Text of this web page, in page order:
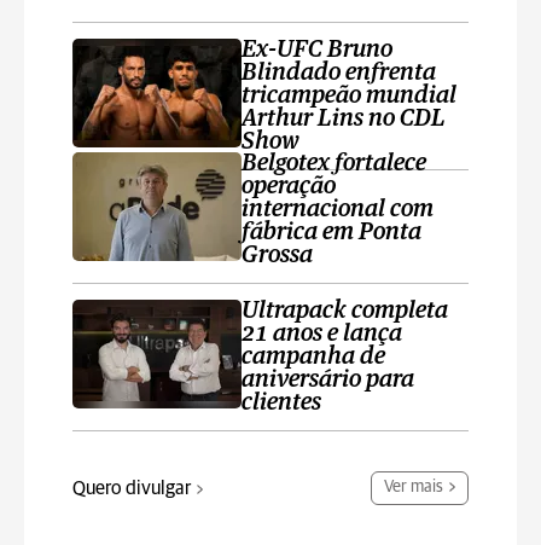
Ex-UFC Bruno
Blindado enfrenta
tricampeão mundial
Arthur Lins no CDL
Show
Belgotex fortalece
operação
internacional com
fábrica em Ponta
Grossa
Ultrapack completa
21 anos e lança
campanha de
aniversário para
clientes
Quero divulgar Ver mais